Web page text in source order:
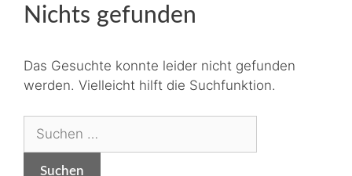
Nichts gefunden
Das Gesuchte konnte leider nicht gefunden
werden. Vielleicht hilft die Suchfunktion.